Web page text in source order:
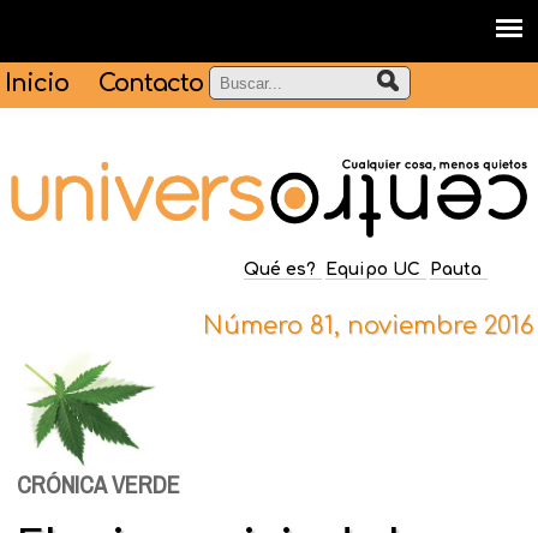
Inicio Contacto
Qué es? Equipo UC Pauta
Número 81, noviembre 2016
CRÓNICA VERDE